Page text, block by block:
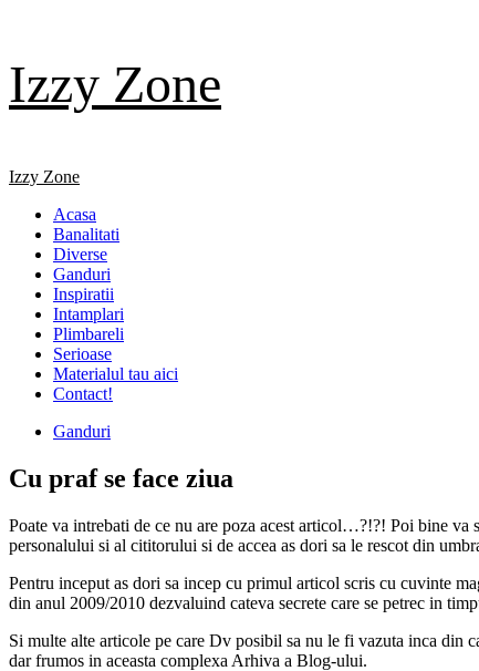
content
Izzy Zone
Primary
Izzy Zone
Acasa
Banalitati
Diverse
Ganduri
Inspiratii
Intamplari
Plimbareli
Serioase
Materialul tau aici
Contact!
Ganduri
Cu praf se face ziua
Poate va intrebati de ce nu are poza acest articol…?!?! Poi bine va
personalului si al cititorului si de accea as dori sa le rescot din
Pentru inceput as dori sa incep cu primul articol scris cu cuvinte
din anul 2009/2010 dezvaluind cateva secrete care se petrec in
Si multe alte articole pe care Dv posibil sa nu le fi vazuta inca
dar frumos in aceasta complexa Arhiva a Blog-ului.